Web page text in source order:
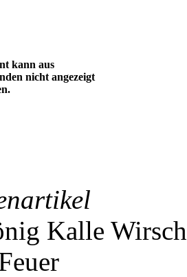
kann aus
nicht angezeigt
Kalle